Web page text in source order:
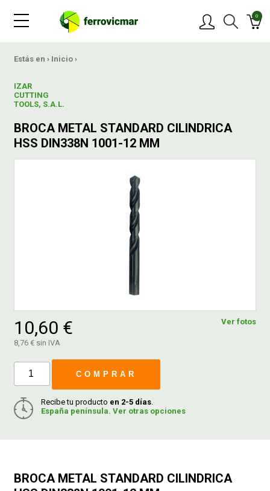
0
Estás en › Inicio ›
IZAR
CUTTING
TOOLS, S.A.L.
BROCA METAL STANDARD CILINDRICA
HSS DIN338N 1001-12 MM
Ver fotos
10,60 €
8,76 € sin IVA
COMPRAR
Recibe tu producto en 2-5 días.
España península. Ver otras opciones
BROCA METAL STANDARD CILINDRICA
OFERTAS
BLOG
CONTACTAR
CATÁLOGOS